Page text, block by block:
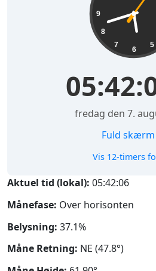
5
6
7
8
9
fredag den 7.
Fuld skærm
Vis 12-timers
Aktuel tid (lokal): 05:42:07
Månefase: Over horisonten
Belysning: 37.1%
Måne Retning: NE (47.8°)